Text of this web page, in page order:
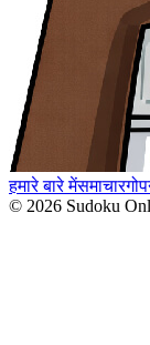
हमारे बारे मेंसमाचार
© 2026 Sudoku